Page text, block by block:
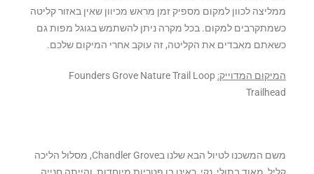
ממליצה לכוון למקום מספיק זמן מראש מכיוון שאין באזור קליטה
כשמתקרבים למקום. בכל מקרה ניתן להשתמש בגוגל מפות גם
כשאתם מאבדים את הקליטה, זה עוקב אחרי המיקום שלכם.
המיקום המדוייק: Founders Grove Nature Trail Loop
Trailhead
משם המשכנו לטיול הבא שלנו בChandler Grove, מסלול הליכה